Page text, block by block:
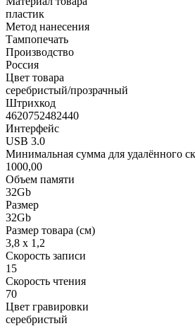
пластик
Метод нанесения
Тампопечать
Производство
Россия
Цвет товара
серебристый/прозрачный
Штрихкод
4620752482440
Интерфейс
USB 3.0
Минимальная сумма для удалённого
1000,00
Объем памяти
32Gb
Размер
32Gb
Размер товара (см)
3,8 х 1,2
Скорость записи
15
Скорость чтения
70
Цвет гравировки
серебристый